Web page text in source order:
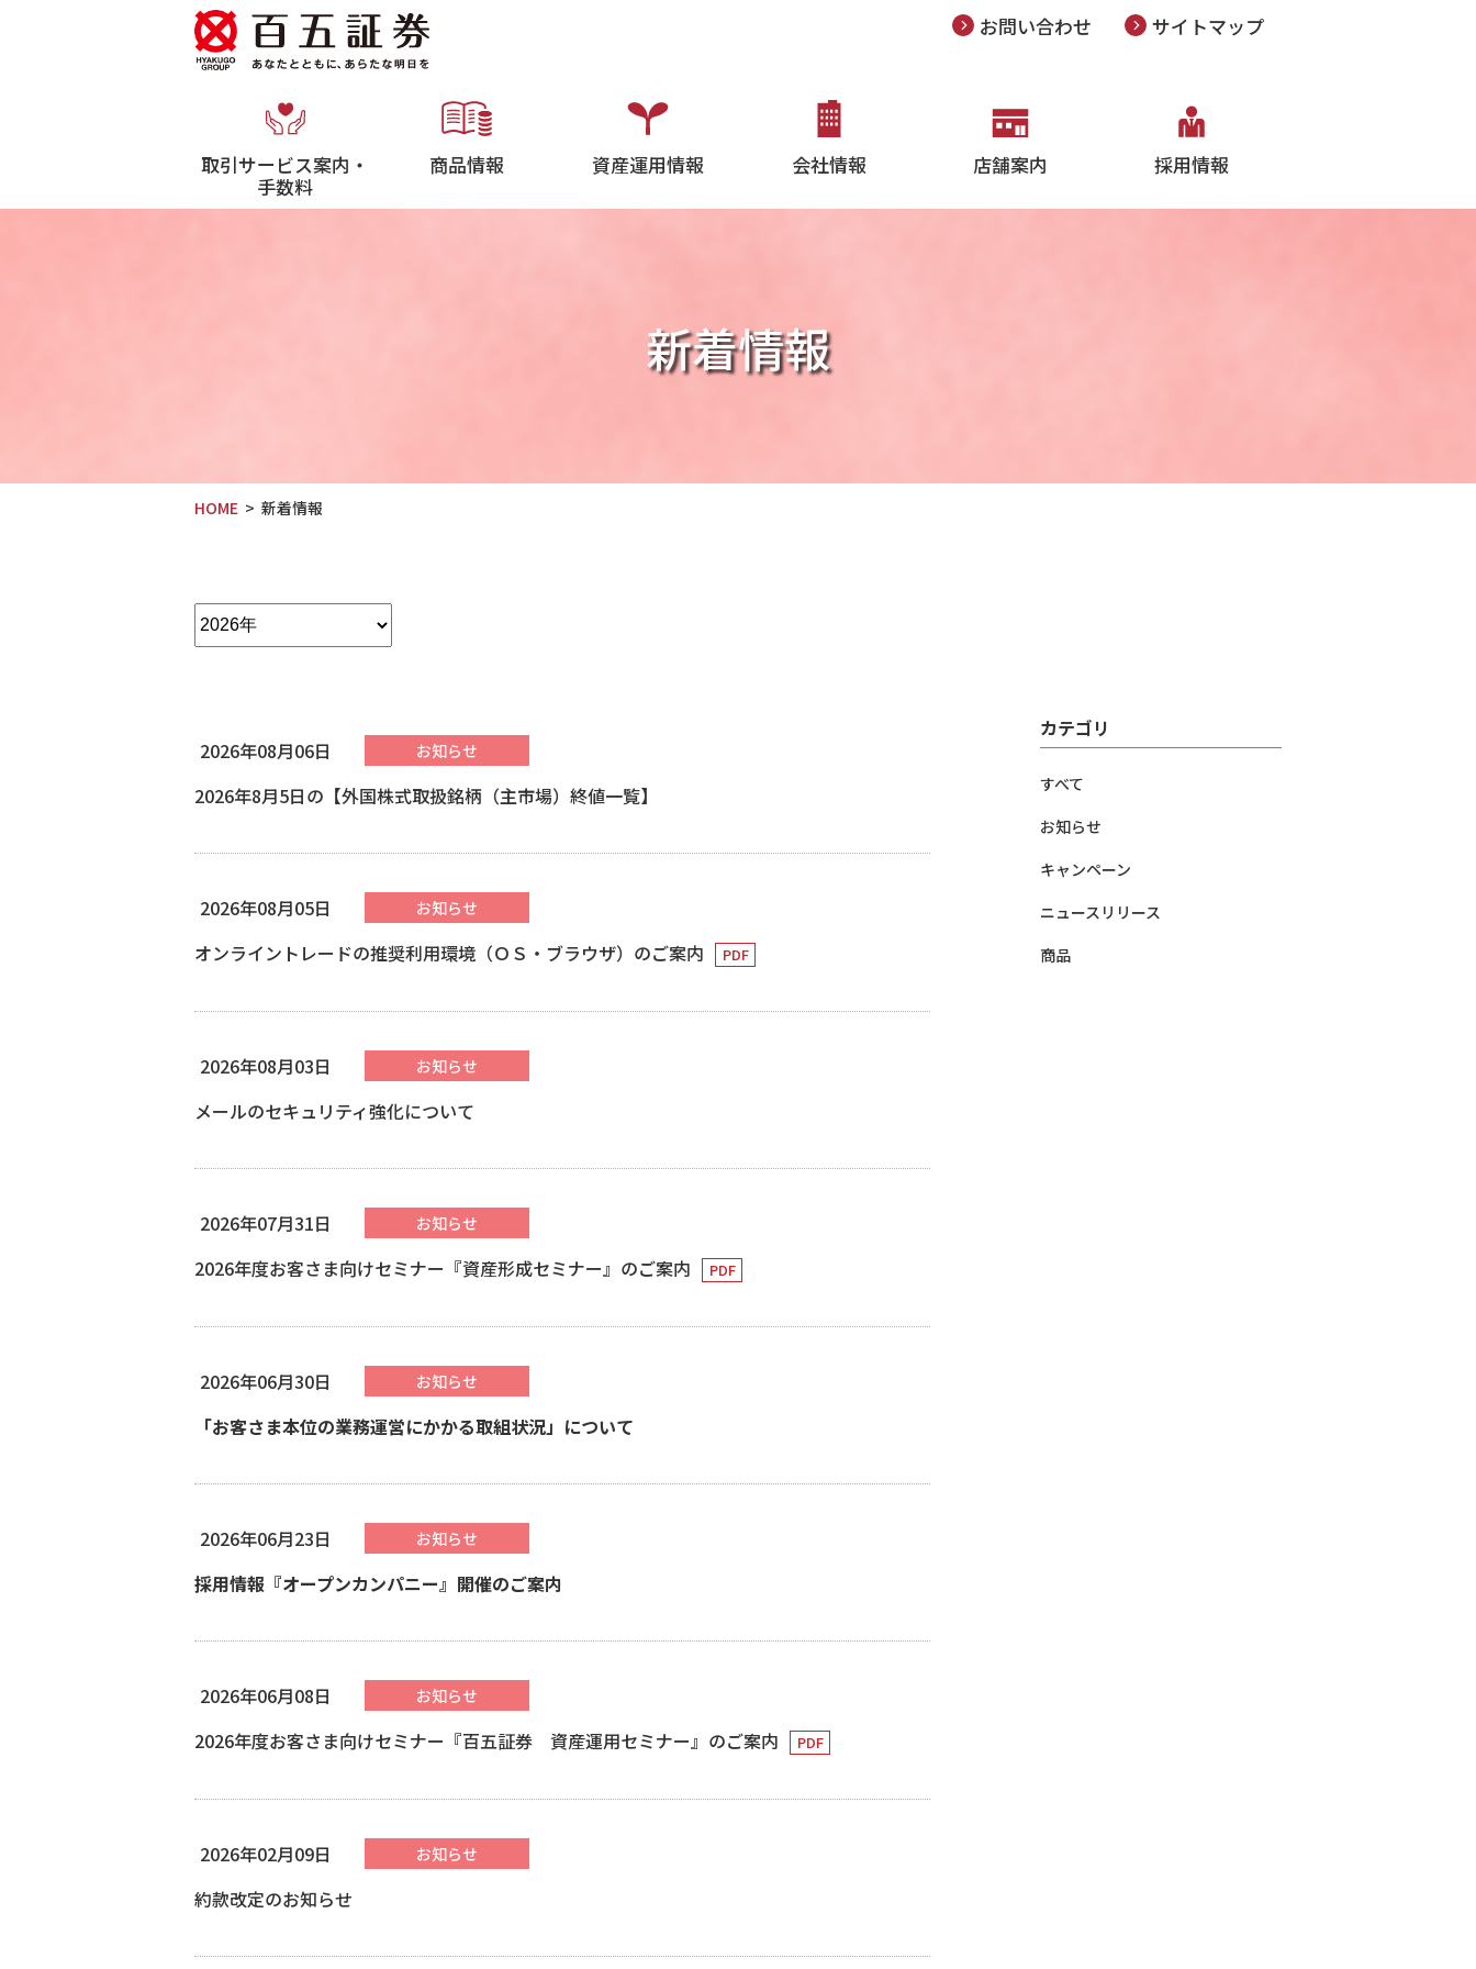
取引サービス案内・
手数料
商品情報 資産運用情報 会社情報 店舗案内 採用情報
お問い合わせ サイトマップ
新着情報
HOME 新着情報
2026年08月06日 お知らせ
2026年8月5日の【外国株式取扱銘柄（主市場）終値一覧】
2026年08月05日 お知らせ
オンライントレードの推奨利用環境（ＯＳ・ブラウザ）のご案内
2026年08月03日 お知らせ
メールのセキュリティ強化について
2026年07月31日 お知らせ
2026年度お客さま向けセミナー『資産形成セミナー』のご案内
2026年06月30日 お知らせ
「お客さま本位の業務運営にかかる取組状況」について
2026年06月23日 お知らせ
採用情報『オープンカンパニー』開催のご案内
2026年06月08日 お知らせ
2026年度お客さま向けセミナー『百五証券 資産運用セミナー』のご案内
2026年02月09日 お知らせ
約款改定のお知らせ
カテゴリ
すべて
お知らせ
キャンペーン
ニュースリリース
商品